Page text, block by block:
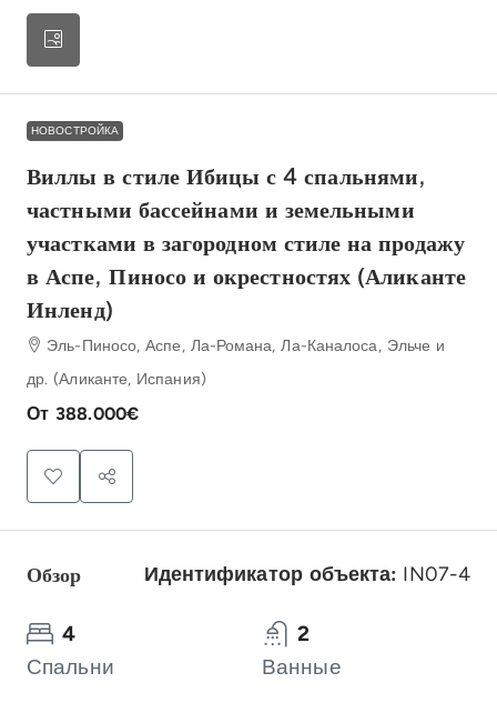
НОВОСТРОЙКА
Виллы в стиле Ибицы с 4 спальнями,
частными бассейнами и земельными
участками в загородном стиле на продажу
в Аспе, Пиносо и окрестностях (Аликанте
Инленд)
Эль-Пиносо, Аспе, Ла-Романа, Ла-Каналоса, Эльче и
др. (Аликанте, Испания)
От 388.000€
Обзор Идентификатор объекта: IN07-4
4
Спальни
2
Ванные